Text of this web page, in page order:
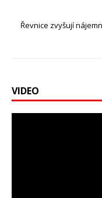
Řevnice zvyšují
VIDEO